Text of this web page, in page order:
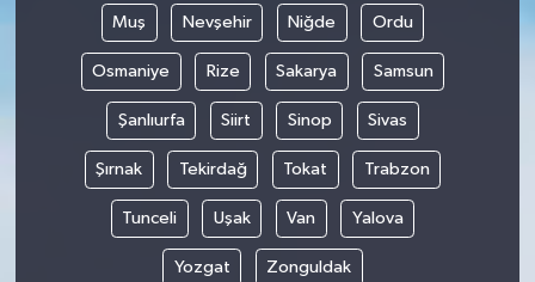
Muş Nevşehir Niğde Ordu
Osmaniye Rize Sakarya Samsun
Şanlıurfa Siirt Sinop Sivas
Şırnak Tekirdağ Tokat Trabzon
Tunceli Uşak Van Yalova
Yozgat Zonguldak